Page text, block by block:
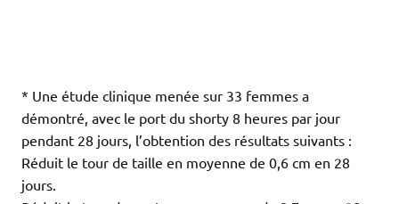
* Une étude clinique menée sur 33 femmes a
démontré, avec le port du shorty 8 heures par jour
pendant 28 jours, l’obtention des résultats suivants :
Réduit le tour de taille en moyenne de 0,6 cm en 28
jours.